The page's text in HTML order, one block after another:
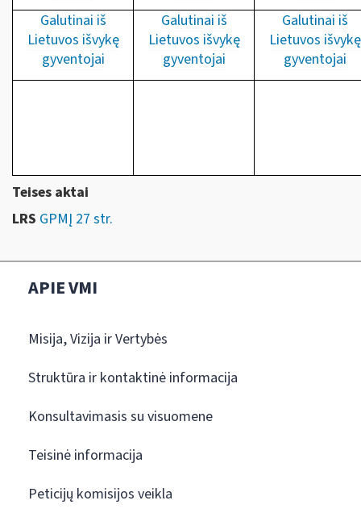
Galutinai iš
Lietuvos išvykę
gyventojai
Galutinai iš
Lietuvos išvykę
gyventojai
Galutinai iš
Lietuvos išvykę
gyventojai
Teises aktai
LRS GPMĮ 27 str.
APIE VMI
Misija, Vizija ir Vertybės
Struktūra ir kontaktinė informacija
Konsultavimasis su visuomene
Teisinė informacija
Peticijų komisijos veikla